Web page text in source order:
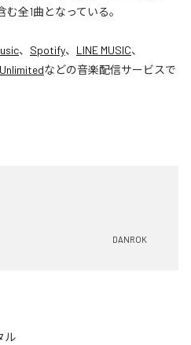
む全1曲となっている。
、 Spotify、 LINE MUSIC、
などの音楽配信サービスで
DANROK
ル